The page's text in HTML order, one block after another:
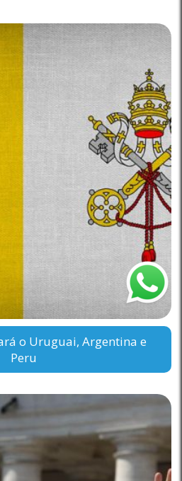
o Uruguai, Argentina e
Peru